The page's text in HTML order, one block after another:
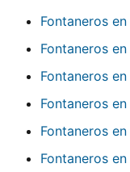
Fontaneros en
Fontaneros en
Fontaneros en
Fontaneros en
Fontaneros en
Fontaneros en